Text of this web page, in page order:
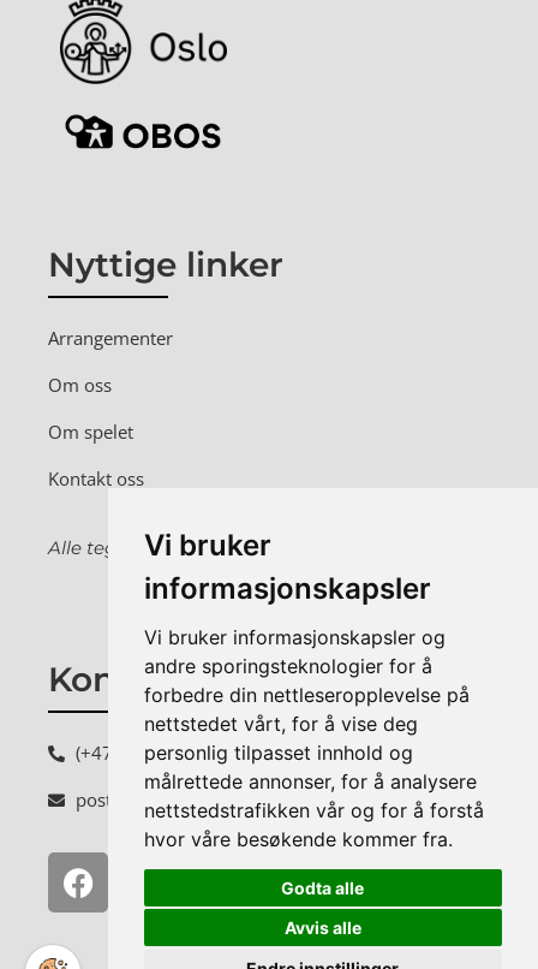
Vi bruker
informasjonskapsler
Vi bruker informasjonskapsler og
andre sporingsteknologier for å
forbedre din nettleseropplevelse på
nettstedet vårt, for å vise deg
personlig tilpasset innhold og
målrettede annonser, for å analysere
nettstedstrafikken vår og for å forstå
hvor våre besøkende kommer fra.
Godta alle
Avvis alle
Nyttige linker
Arrangementer
Om oss
Om spelet
Kontakt oss
Alle tegninger er laget av Trond Pettersen.
Kontakt oss
(+47) 990 30 882
post@bankallspelet.no